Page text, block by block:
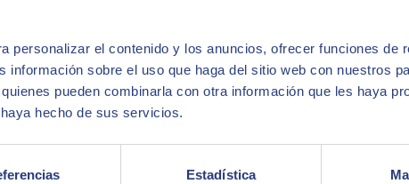
personalizar el contenido y los anuncios, ofrecer funciones de
información sobre el uso que haga del sitio web con nuestros
pueden combinarla con otra información que les haya
hecho de sus servicios.
Estadística